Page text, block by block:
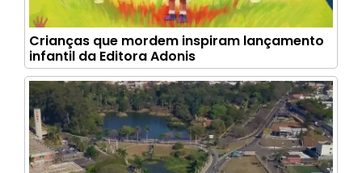
Crianças que mordem inspiram lançamento
infantil da Editora Adonis